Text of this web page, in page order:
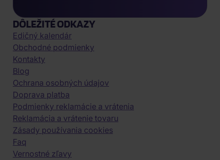
DÔLEŽITÉ ODKAZY
Edičný kalendár
Obchodné podmienky
Kontakty
Blog
Ochrana osobných údajov
Doprava platba
Podmienky reklamácie a vrátenia
Reklamácia a vrátenie tovaru
Zásady používania cookies
Faq
Vernostné zľavy